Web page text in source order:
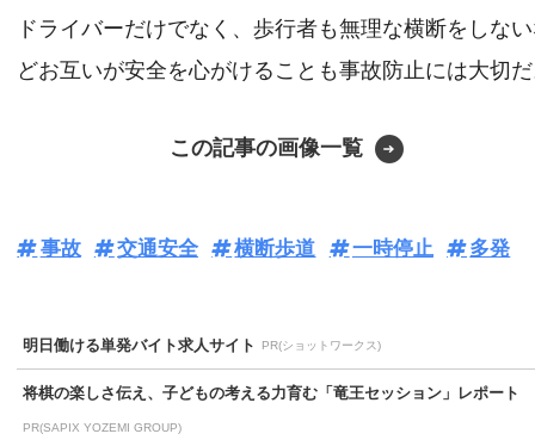
ドライバーだけでなく、歩行者も無理な横断をしな
どお互いが安全を心がけることも事故防止には大切
この記事の画像一覧
事故 交通安全 横断歩道 一時停止 多発
明日働ける単発バイト求人サイト PR(ショットワークス)
将棋の楽しさ伝え、子どもの考える力育む「竜王セッション」レポート
PR(SAPIX YOZEMI GROUP)